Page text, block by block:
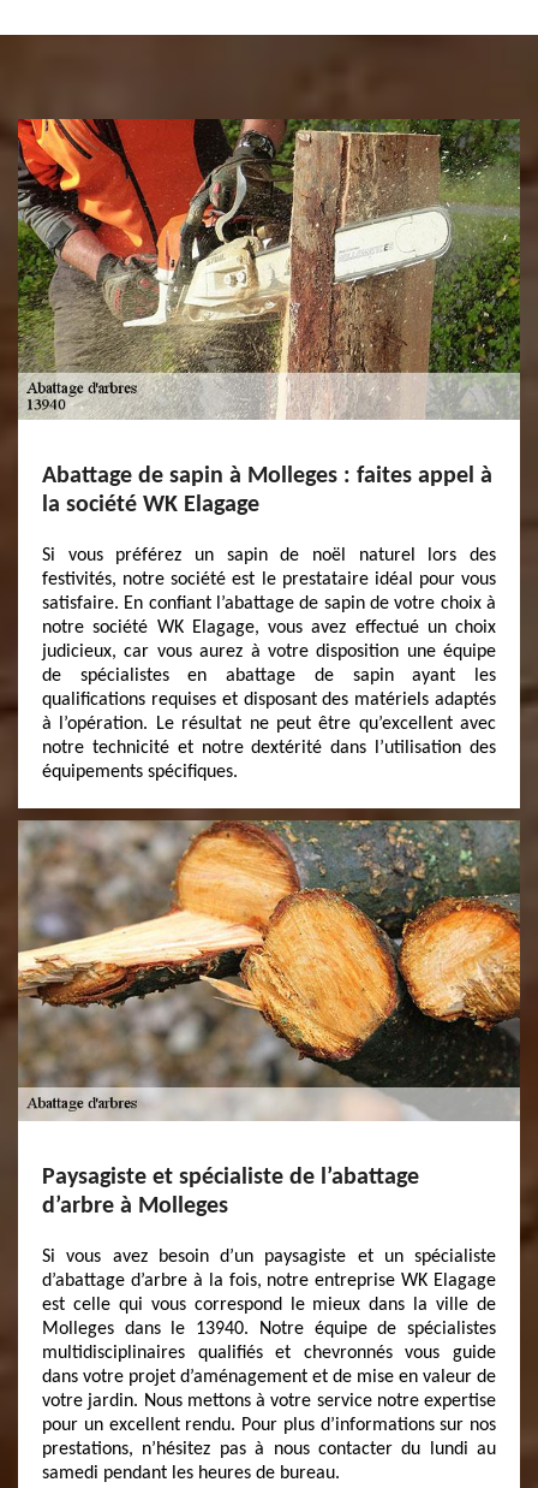
Abattage de sapin à Molleges : faites appel à
la société WK Elagage
Si vous préférez un sapin de noël naturel lors des
festivités, notre société est le prestataire idéal pour vous
satisfaire. En confiant l’abattage de sapin de votre choix à
notre société WK Elagage, vous avez effectué un choix
judicieux, car vous aurez à votre disposition une équipe
de spécialistes en abattage de sapin ayant les
qualifications requises et disposant des matériels adaptés
à l’opération. Le résultat ne peut être qu’excellent avec
notre technicité et notre dextérité dans l’utilisation des
équipements spécifiques.
Paysagiste et spécialiste de l’abattage
d’arbre à Molleges
Si vous avez besoin d’un paysagiste et un spécialiste
d’abattage d’arbre à la fois, notre entreprise WK Elagage
est celle qui vous correspond le mieux dans la ville de
Molleges dans le 13940. Notre équipe de spécialistes
multidisciplinaires qualifiés et chevronnés vous guide
dans votre projet d’aménagement et de mise en valeur de
votre jardin. Nous mettons à votre service notre expertise
pour un excellent rendu. Pour plus d’informations sur nos
prestations, n’hésitez pas à nous contacter du lundi au
samedi pendant les heures de bureau.